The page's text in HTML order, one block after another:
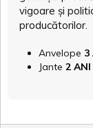
vigoare și
producătorilor.
Anvelope 3
Jante 2 ANI